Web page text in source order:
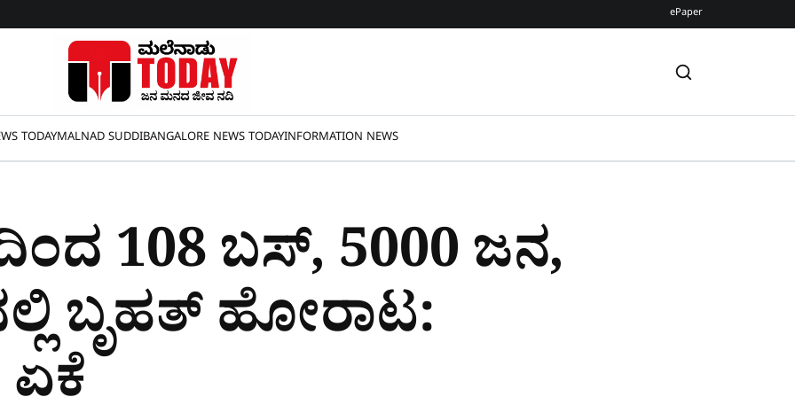
ePaper
TODAYMALNAD SUDDIBANGALORE NEWS TODAYINFORMATION NEWS
108 ಬಸ್,​​ 5000 ಜನ,
ಬೃಹತ್​ ಹೋರಾಟ: